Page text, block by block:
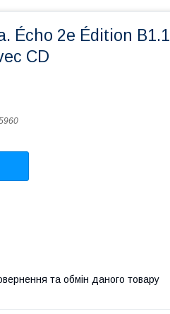
Écho 2e Édition B1.1
CD
та обмін даного товару